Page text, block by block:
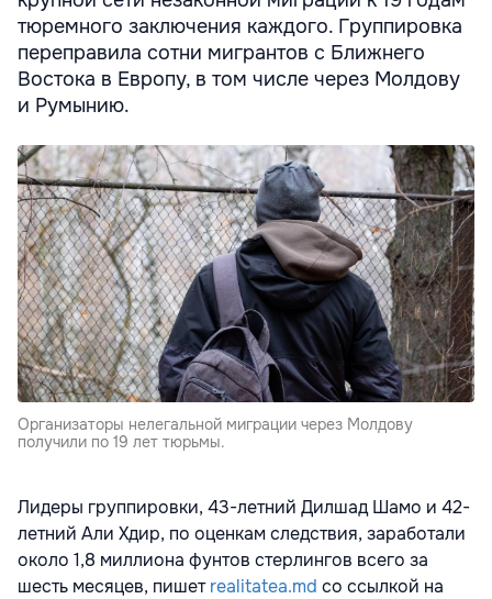
тюремного заключения каждого. Группировка
переправила сотни мигрантов с Ближнего
Востока в Европу, в том числе через Молдову
и Румынию.
Организаторы нелегальной миграции через Молдову
получили по 19 лет тюрьмы.
Лидеры группировки, 43-летний Дилшад Шамо и 42-
летний Али Хдир, по оценкам следствия, заработали
около 1,8 миллиона фунтов стерлингов всего за
шесть месяцев, пишетrealitatea.md со ссылкой на